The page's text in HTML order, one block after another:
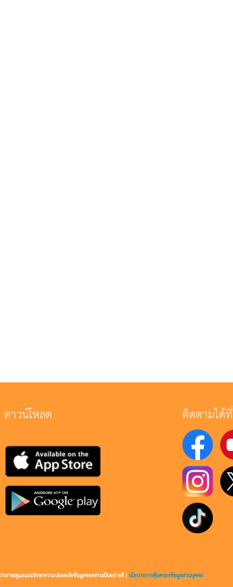
ดาวน์โหลด ติดตามได้ที่
าเราจะดูแลและรักษาความปลอดภัยข้อมูลของท่านเป็นอย่างดี |นโยบายการคุ้มครองข้อมูลส่วนบุคคล